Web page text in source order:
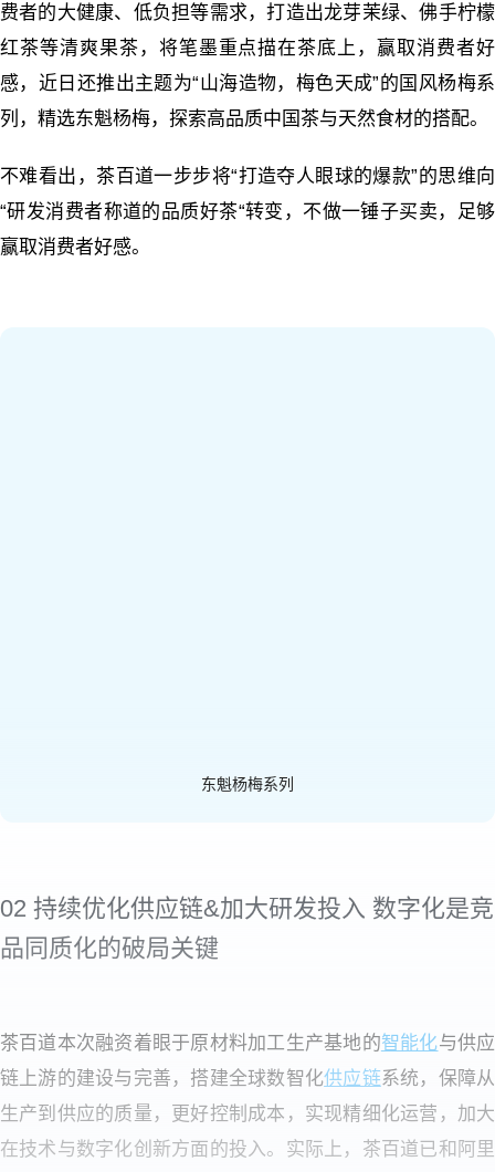
费者的大健康、低负担等需求，打造出龙芽茉绿、佛手柠檬
红茶等清爽果茶，将笔墨重点描在茶底上，赢取消费者好
感，近日还推出主题为“山海造物，梅色天成”的国风杨梅系
列，精选东魁杨梅，探索高品质中国茶与天然食材的搭配。
不难看出，茶百道一步步将“打造夺人眼球的爆款”的思维向
“研发消费者称道的品质好茶“转变，不做一锤子买卖，足够
赢取消费者好感。
东魁杨梅系列
02 持续优化供应链&加大研发投入 数字化是竞
品同质化的破局关键
茶百道本次融资着眼于原材料加工生产基地的智能化与供应
链上游的建设与完善，搭建全球数智化供应链系统，保障从
生产到供应的质量，更好控制成本，实现精细化运营，加大
在技术与数字化创新方面的投入。实际上，茶百道已和阿里